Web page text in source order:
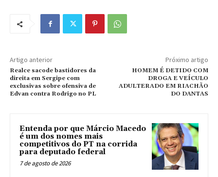
Artigo anterior
Realce sacode bastidores da
direita em Sergipe com
exclusivas sobre ofensiva de
Edvan contra Rodrigo no PL
Próximo artigo
HOMEM É DETIDO COM
DROGA E VEÍCULO
ADULTERADO EM RIACHÃO
DO DANTAS
Entenda por que Márcio Macedo
é um dos nomes mais
competitivos do PT na corrida
para deputado federal
7 de agosto de 2026